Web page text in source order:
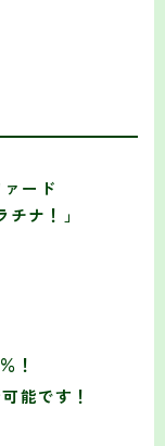
ード
ナ！」
！
能です！